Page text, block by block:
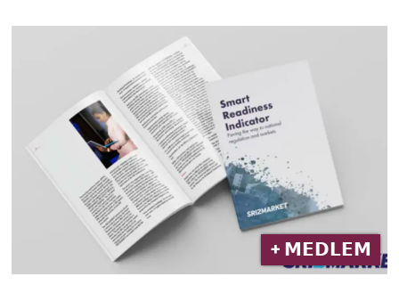
+ 𝗠𝗘𝗗𝗟𝗘𝗠